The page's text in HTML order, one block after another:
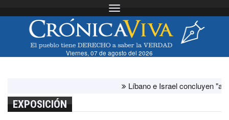
Toggle navigation
Viernes, 07 de agosto del 2026
Líbano e Israel concluyen "antes
EXPOSICIÓN